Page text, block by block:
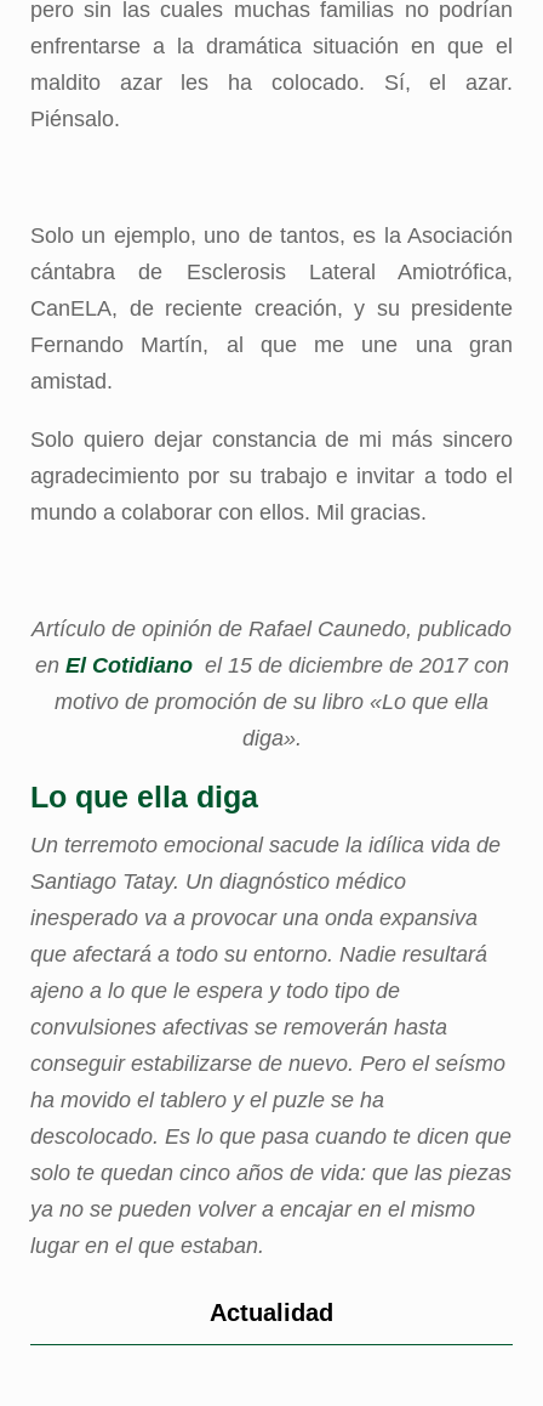
pero sin las cuales muchas familias no podrían
enfrentarse a la dramática situación en que el
maldito azar les ha colocado. Sí, el azar.
Piénsalo.
Solo un ejemplo, uno de tantos, es la Asociación
cántabra de Esclerosis Lateral Amiotrófica,
CanELA, de reciente creación, y su presidente
Fernando Martín, al que me une una gran
amistad.
Solo quiero dejar constancia de mi más sincero
agradecimiento por su trabajo e invitar a todo el
mundo a colaborar con ellos. Mil gracias.
Artículo de opinión de Rafael Caunedo, publicado
en El Cotidiano el 15 de diciembre de 2017 con
motivo de promoción de su libro «Lo que ella
diga».
Lo que ella diga
Un terremoto emocional sacude la idílica vida de
Santiago Tatay. Un diagnóstico médico
inesperado va a provocar una onda expansiva
que afectará a todo su entorno. Nadie resultará
ajeno a lo que le espera y todo tipo de
convulsiones afectivas se removerán hasta
conseguir estabilizarse de nuevo. Pero el seísmo
ha movido el tablero y el puzle se ha
descolocado. Es lo que pasa cuando te dicen que
solo te quedan cinco años de vida: que las piezas
ya no se pueden volver a encajar en el mismo
lugar en el que estaban.
Actualidad